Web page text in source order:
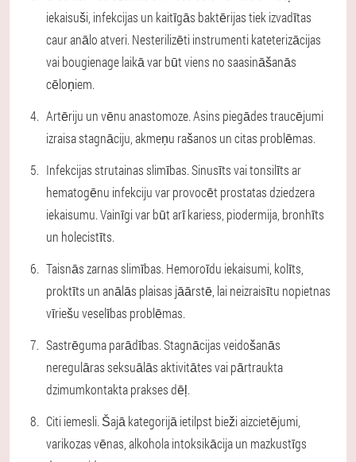
iekaisuši, infekcijas un kaitīgās baktērijas tiek izvadītas
caur anālo atveri. Nesterilizēti instrumenti kateterizācijas
vai bougienage laikā var būt viens no saasināšanās
cēloņiem.
Artēriju un vēnu anastomoze. Asins piegādes traucējumi
izraisa stagnāciju, akmeņu rašanos un citas problēmas.
Infekcijas strutainas slimības. Sinusīts vai tonsilīts ar
hematogēnu infekciju var provocēt prostatas dziedzera
iekaisumu. Vainīgi var būt arī kariess, piodermija, bronhīts
un holecistīts.
Taisnās zarnas slimības. Hemoroīdu iekaisumi, kolīts,
proktīts un anālās plaisas jāārstē, lai neizraisītu nopietnas
vīriešu veselības problēmas.
Sastrēguma parādības. Stagnācijas veidošanās
neregulāras seksuālās aktivitātes vai pārtraukta
dzimumkontakta prakses dēļ.
Citi iemesli. Šajā kategorijā ietilpst bieži aizcietējumi,
varikozas vēnas, alkohola intoksikācija un mazkustīgs